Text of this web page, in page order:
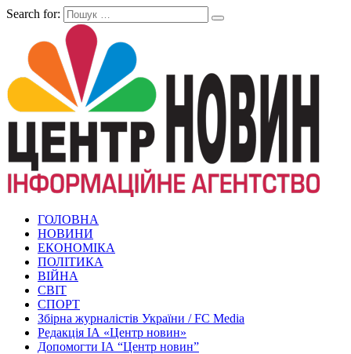
Search for:
ГОЛОВНА
НОВИНИ
ЕКОНОМІКА
ПОЛІТИКА
ВІЙНА
СВІТ
СПОРТ
Збірна журналістів України / FC Media
Редакція ІА «Центр новин»
Допомогти ІА “Центр новин”